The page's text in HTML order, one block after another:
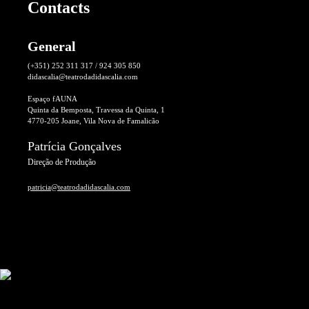
Contacts
General
(+351) 252 311 317 / 924 305 850
didascalia@teatrodadidascalia.com
Espaço fAUNA
Quinta da Bemposta, Travessa da Quinta, 1
4770-205 Joane, Vila Nova de Famalicão
Patrícia Gonçalves
Direção de Produção
patricia@teatrodadidascalia.com